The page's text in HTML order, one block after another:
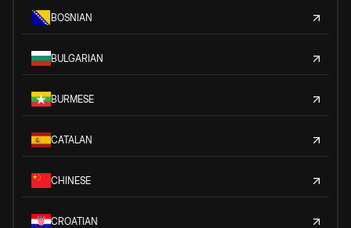
BOSNIAN
BULGARIAN
BURMESE
CATALAN
CHINESE
CROATIAN